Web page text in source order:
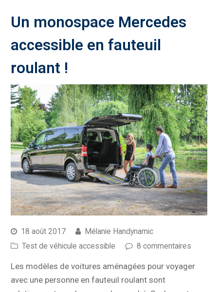
Un monospace Mercedes
accessible en fauteuil
roulant !
18 août 2017
Mélanie Handynamic
Test de véhicule accessible
8 commentaires
Les modèles de voitures aménagées pour voyager
avec une personne en fauteuil roulant sont